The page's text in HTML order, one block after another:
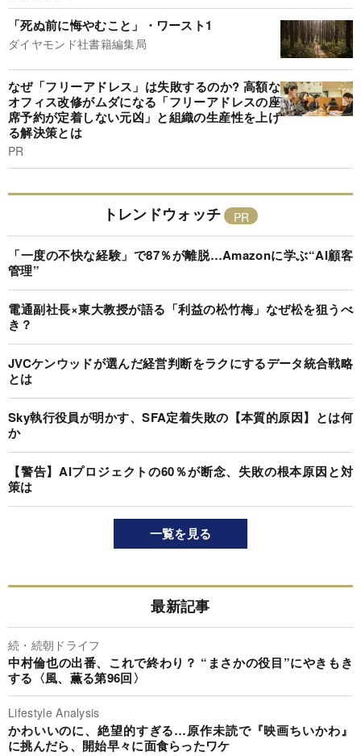
「死ぬ前に悔やむこと」・ワースト1
ダイヤモンド社書籍編集局
なぜ「フリーアドレス」は失敗するのか? 高額な
オフィス改修がムダになる「フリーアドレスの座
席予約が定着しない元凶」と組織の生産性を上げ
る解決策とは
PR
トレンドウォッチ
「一度の不快な経験」で87％が離脱…Amazonに学ぶ“AI顧客
管理”
電通副社長×東大教授が語る「利益の松竹梅」なぜ松を狙うべ
き？
JVCケンウッドが選んだ経営判断をラクにするデータ統合戦略
とは
Sky執行役員が明かす、SFA定着失敗の【本質的原因】とは何
か
【警告】AIプロジェクトの60％が断念、失敗の根本原因と対
策は
一覧を見る
最新記事
続・続朝ドライフ
中村倫也の出番、これで終わり？ “まさかの役目”にやきもき
する〈風、薫る第96回〉
Lifestyle Analysis
かわいいのに、絶望的すぎる…原作未読で『映画ちいかわ』
に挑んだら、開始早々に面食らったワケ